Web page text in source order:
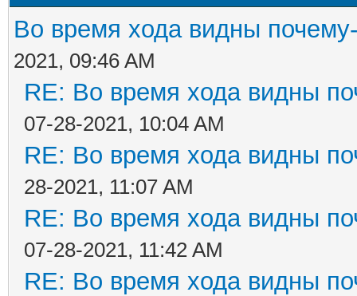
Во время хода видны
2021, 09:46 AM
RE: Во время хода видны
07-28-2021, 10:04 AM
RE: Во время хода видны
28-2021, 11:07 AM
RE: Во время хода видны
07-28-2021, 11:42 AM
RE: Во время хода видны